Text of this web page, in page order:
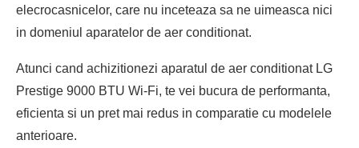
elecrocasnicelor, care nu inceteaza sa ne uimeasca nici
in domeniul aparatelor de aer conditionat.
Atunci cand achizitionezi aparatul de aer conditionat LG
Prestige 9000 BTU Wi-Fi, te vei bucura de performanta,
eficienta si un pret mai redus in comparatie cu modelele
anterioare.